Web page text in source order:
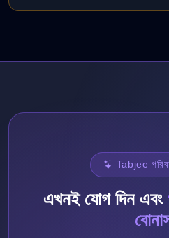
Tabjee
এখনই যোগ দিন এবং